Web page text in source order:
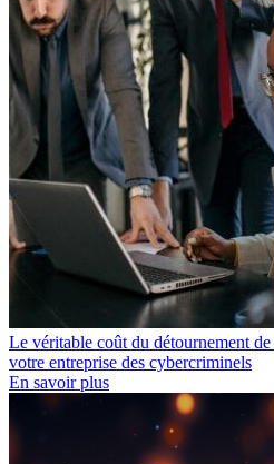
Le véritable coût du détournement
votre entreprise des cybercriminels
En savoir plus